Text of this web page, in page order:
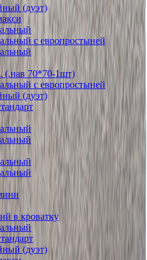
(дуэт)
с европростыней
(.нав 70*70-1шт)
с европростыней
(дуэт)
в кроватку
(дуэт)